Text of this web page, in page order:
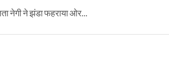
नेगी ने झंडा फहराया ओर...